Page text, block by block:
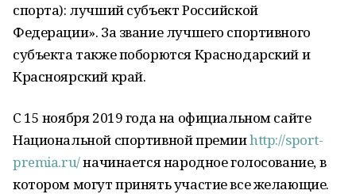
спорта): лучший субъект Российской
Федерации». За звание лучшего спортивного
субъекта также поборются Краснодарский и
Красноярский край.
С 15 ноября 2019 года на официальном сайте
Национальной спортивной премииhttp://sport-
premia.ru/начинается народное голосование, в
котором могут принять участие все желающие.